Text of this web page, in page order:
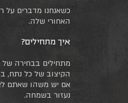
כשאנחנו מדברים
האחורי שלה.
איך מתחילים?
מתחילים בבחירה של
הקיצוב של כל נתח,
אם יש משהו שאתם לא
נעזור בשמחה.